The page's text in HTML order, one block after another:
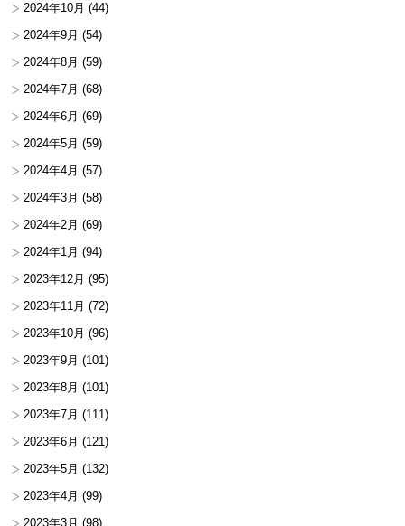
2024年10月 (44)
2024年9月 (54)
2024年8月 (59)
2024年7月 (68)
2024年6月 (69)
2024年5月 (59)
2024年4月 (57)
2024年3月 (58)
2024年2月 (69)
2024年1月 (94)
2023年12月 (95)
2023年11月 (72)
2023年10月 (96)
2023年9月 (101)
2023年8月 (101)
2023年7月 (111)
2023年6月 (121)
2023年5月 (132)
2023年4月 (99)
2023年3月 (98)